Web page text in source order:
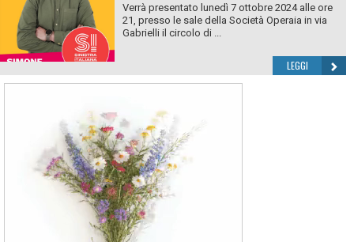
Verrà presentato lunedì 7 ottobre 2024 alle ore
21, presso le sale della Società Operaia in via
Gabrielli il circolo di ...
LEGGI